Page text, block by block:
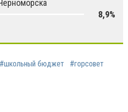
8,9%
#школьный бюджет
#горсовет